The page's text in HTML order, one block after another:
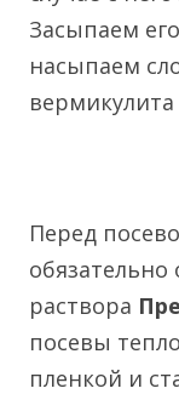
Засыпаем
насыпаем
Перед
обязательно
раствора
посевы
пленкой и